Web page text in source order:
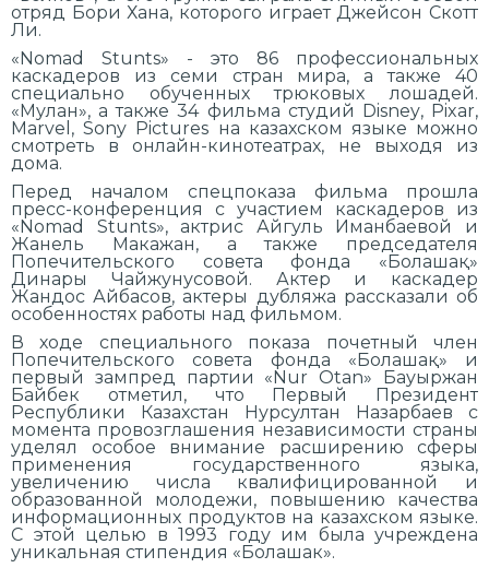
отряд Бори Хана, которого играет Джейсон Скотт
Ли.
«Nomad Stunts» - это 86 профессиональных
каскадеров из семи стран мира, а также 40
специально обученных трюковых лошадей.
«Мулан», а также 34 фильма студий Disney, Pixar,
Marvel, Sony Pictures на казахском языке можно
смотреть в онлайн-кинотеатрах, не выходя из
дома.
Перед началом спецпоказа фильма прошла
пресс-конференция с участием каскадеров из
«Nomad Stunts», актрис Айгуль Иманбаевой и
Жанель Макажан, а также председателя
Попечительского совета фонда «Болашақ»
Динары Чайжунусовой. Актер и каскадер
Жандос Айбасов, актеры дубляжа рассказали об
особенностях работы над фильмом.
В ходе специального показа почетный член
Попечительского совета фонда «Болашақ» и
первый зампред партии «Nur Otan» Бауыржан
Байбек отметил, что Первый Президент
Республики Казахстан Нурсултан Назарбаев с
момента провозглашения независимости страны
уделял особое внимание расширению сферы
применения государственного языка,
увеличению числа квалифицированной и
образованной молодежи, повышению качества
информационных продуктов на казахском языке.
С этой целью в 1993 году им была учреждена
уникальная стипендия «Болашак».